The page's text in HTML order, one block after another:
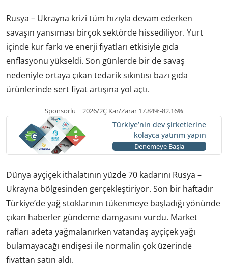
Rusya – Ukrayna krizi tüm hızıyla devam ederken
savaşın yansıması birçok sektörde hissediliyor. Yurt
içinde kur farkı ve enerji fiyatları etkisiyle gıda
enflasyonu yükseldi. Son günlerde bir de savaş
nedeniyle ortaya çıkan tedarik sıkıntısı bazı gıda
ürünlerinde sert fiyat artışına yol açtı.
Sponsorlu | 2026/2Ç Kar/Zarar 17.84%-82.16%
Türkiye’nin dev şirketlerine
kolayca yatırım yapın
Denemeye Başla
Dünya ayçiçek ithalatının yüzde 70 kadarını Rusya –
Ukrayna bölgesinden gerçekleştiriyor. Son bir haftadır
Türkiye’de yağ stoklarının tükenmeye başladığı yönünde
çıkan haberler gündeme damgasını vurdu. Market
rafları adeta yağmalanırken vatandaş ayçiçek yağı
bulamayacağı endişesi ile normalin çok üzerinde
fiyattan satın aldı.